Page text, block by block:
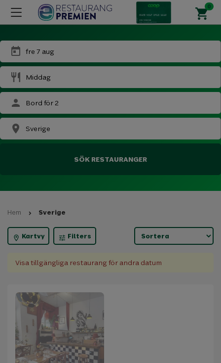
today fre 7 aug
restaurant Middag
person Bord för 2
place Sverige
SÖK RESTAURANGER
Hem Sverige
location_on Kartvy tune Filters
Visa tillgängliga restaurang för andra datum